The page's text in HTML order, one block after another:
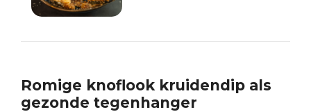
Romige knoflook kruidendip als
gezonde tegenhanger